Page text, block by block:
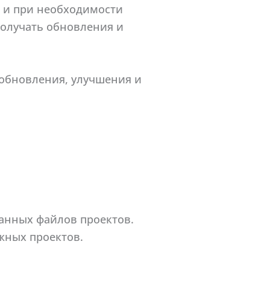
при необходимости
обновления и
улучшения и
файлов проектов.
проектов.